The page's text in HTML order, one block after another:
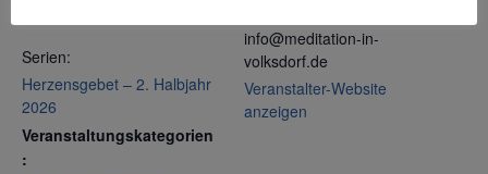
Serien:
Herzensgebet – 2. Halbjahr
2026
Veranstaltungskategorien
:
info@meditation-in-
volksdorf.de
Veranstalter-Website
anzeigen